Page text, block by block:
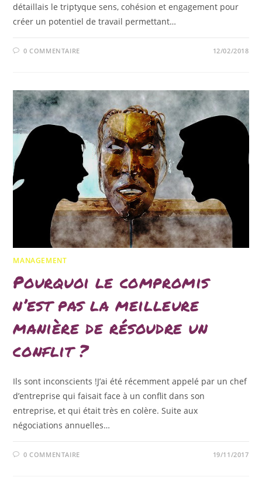
détaillais le triptyque sens, cohésion et engagement pour
créer un potentiel de travail permettant…
0 COMMENTAIRE 12/02/2018
MANAGEMENT
Pourquoi le compromis
n’est pas la meilleure
manière de résoudre un
conflit ?
Ils sont inconscients !J’ai été récemment appelé par un chef
d’entreprise qui faisait face à un conflit dans son
entreprise, et qui était très en colère. Suite aux
négociations annuelles…
0 COMMENTAIRE 19/11/2017